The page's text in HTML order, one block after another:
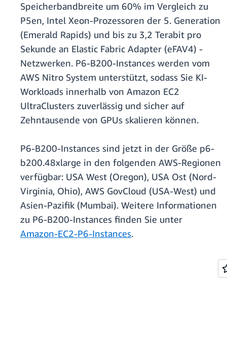
Speicherbandbreite um 60% im Vergleich zu
P5en, Intel Xeon-Prozessoren der 5. Generation
(Emerald Rapids) und bis zu 3,2 Terabit pro
Sekunde an Elastic Fabric Adapter (eFAV4) -
Netzwerken. P6-B200-Instances werden vom
AWS Nitro System unterstützt, sodass Sie KI-
Workloads innerhalb von Amazon EC2
UltraClusters zuverlässig und sicher auf
Zehntausende von GPUs skalieren können.
P6-B200-Instances sind jetzt in der Größe p6-
b200.48xlarge in den folgenden AWS-Regionen
verfügbar: USA West (Oregon), USA Ost (Nord-
Virginia, Ohio), AWS GovCloud (USA-West) und
Asien-Pazifik (Mumbai). Weitere Informationen
zu P6-B200-Instances finden Sie unter
Amazon-EC2-P6-Instances.